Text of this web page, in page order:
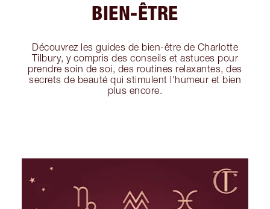
BIEN-ÊTRE
Découvrez les guides de bien-être de Charlotte
Tilbury, y compris des conseils et astuces pour
prendre soin de soi, des routines relaxantes, des
secrets de beauté qui stimulent l'humeur et bien
plus encore.